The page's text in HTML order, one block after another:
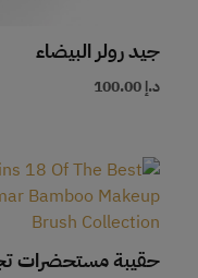
جيد رولر البيضاء
د.إ
حقيبة مستحضرات